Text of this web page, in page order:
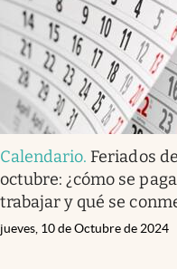
Calendario. Feriados
octubre: ¿cómo se
trabajar y qué se
jueves, 10 de Octubre de 2024